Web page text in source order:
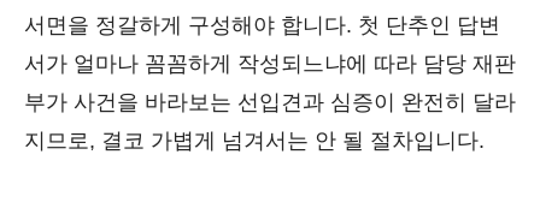
서면을 정갈하게 구성해야 합니다. 첫 단추인 답변
서가 얼마나 꼼꼼하게 작성되느냐에 따라 담당 재판
부가 사건을 바라보는 선입견과 심증이 완전히 달라
지므로, 결코 가볍게 넘겨서는 안 될 절차입니다.